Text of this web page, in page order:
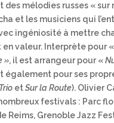
des mélodies russes « sur
et les musiciens qui
ingéniosité à mettre
en valeur. Interprète pour «
», il est arrangeur pour «
également pour ses
TrioetSur la Route). Olivier
festivals : Parc
Reims, Grenoble Jazz